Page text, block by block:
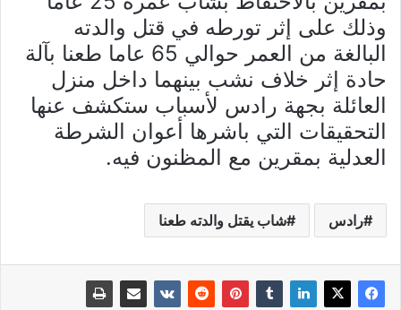
وذلك على إثر تورطه في قتل والدته
البالغة من العمر حوالي 65 عاما طعنا بآلة
حادة إثر خلاف نشب بينهما داخل منزل
العائلة بجهة رادس لأسباب ستكشف عنها
التحقيقات التي باشرها أعوان الشرطة
العدلية بمقرين مع المظنون فيه.
رادس شاب يقتل والدته طعنا